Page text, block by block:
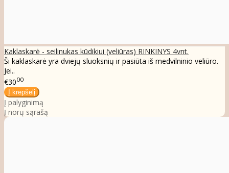
Kaklaskarė - seilinukas kūdikiui (veliūras) RINKINYS 4vnt.
Ši kaklaskarė yra dviejų sluoksnių ir pasiūta iš medvilninio veliūro.
Jei..
€3000
Į palyginimą
Į norų sąrašą